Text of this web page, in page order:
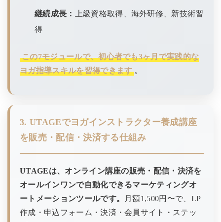
継続成長： 上級資格取得、海外研修、新技術習
得
この7モジュールで、初心者でも3ヶ月で実践的な
ヨガ指導スキルを習得できます 。
3. UTAGEでヨガインストラクター養成講座
を販売・配信・決済する仕組み
UTAGEは、オンライン講座の販売・配信・決済を
オールインワンで自動化できるマーケティングオ
ートメーションツールです。
月額1,500円〜で、LP
作成・申込フォーム・決済・会員サイト・ステッ